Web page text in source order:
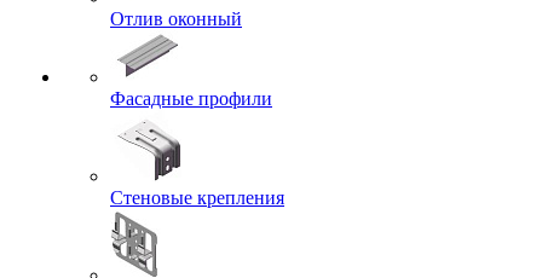
Отлив оконный
Фасадные профили
Стеновые крепления